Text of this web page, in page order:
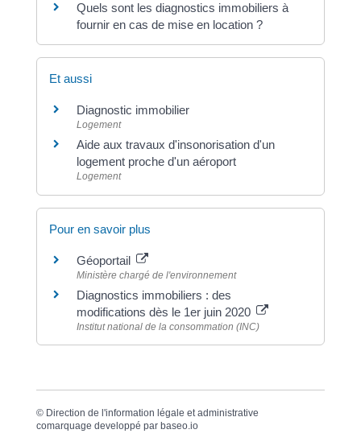
Quels sont les diagnostics immobiliers à
fournir en cas de mise en location ?
Et aussi
Diagnostic immobilier
Logement
Aide aux travaux d'insonorisation d'un
logement proche d'un aéroport
Logement
Pour en savoir plus
Géoportail
Ministère chargé de l'environnement
Diagnostics immobiliers : des
modifications dès le 1er juin 2020
Institut national de la consommation (INC)
© Direction de l'information légale et administrative
comarquage developpé par baseo.io